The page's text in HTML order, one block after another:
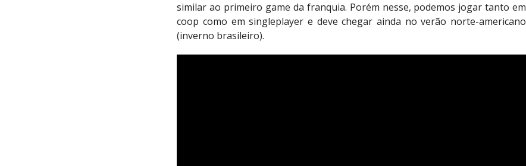
similar ao primeiro game da franquia. Porém nesse, podemos jogar tanto em
coop como em singleplayer e deve chegar ainda no verão norte-americano
(inverno brasileiro).